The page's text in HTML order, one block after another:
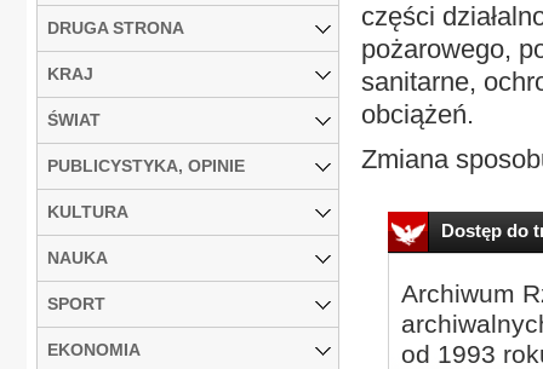
części
pożarowego,
sanitarne,
obciążeń.
Zmiana
Dostęp do
Archiwum
od 1993
DRUGA STRONA
KRAJ
ŚWIAT
PUBLICYSTYKA, OPINIE
KULTURA
NAUKA
SPORT
EKONOMIA